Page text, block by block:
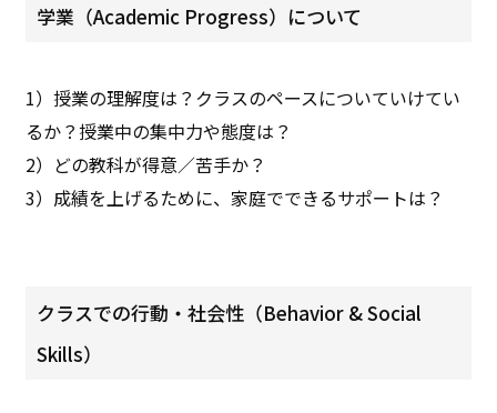
学業（Academic Progress）について
1）授業の理解度は？クラスのペースについていけてい
るか？授業中の集中力や態度は？
2）どの教科が得意／苦手か？
3）成績を上げるために、家庭でできるサポートは？
クラスでの行動・社会性（Behavior & Social
Skills）